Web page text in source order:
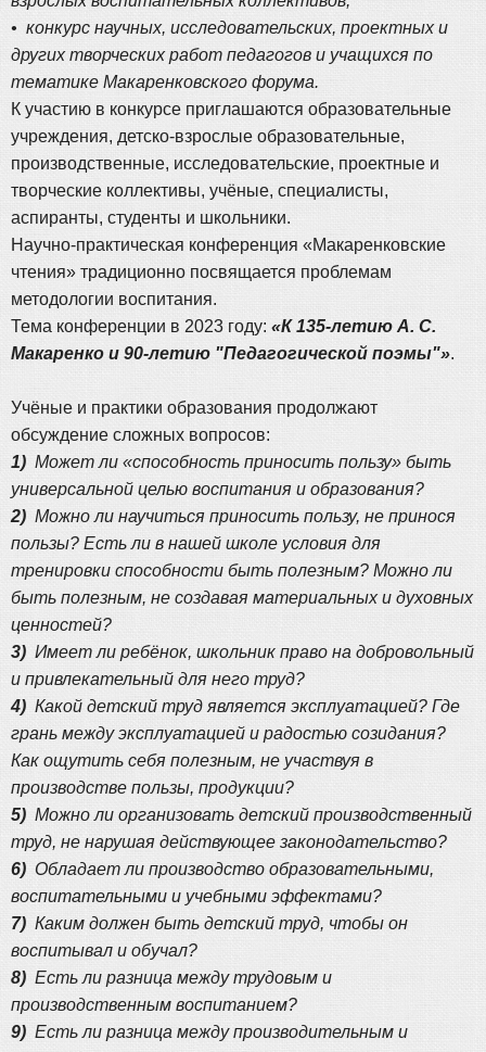
• конкурс научных, исследовательских, проектных и
других творческих работ педагогов и учащихся по
тематике Макаренковского форума.
К участию в конкурсе приглашаются образовательные
учреждения, детско-взрослые образовательные,
производственные, исследовательские, проектные и
творческие коллективы, учёные, специалисты,
аспиранты, студенты и школьники.
Научно-практическая конференция «Макаренковские
чтения» традиционно посвящается проблемам
методологии воспитания.
Тема конференции в 2023 году: «К 135-летию А. С.
Макаренко и 90-летию "Педагогической поэмы"».
Учёные и практики образования продолжают
обсуждение сложных вопросов:
1) Может ли «способность приносить пользу» быть
универсальной целью воспитания и образования?
2) Можно ли научиться приносить пользу, не принося
пользы? Есть ли в нашей школе условия для
тренировки способности быть полезным? Можно ли
быть полезным, не создавая материальных и духовных
ценностей?
3) Имеет ли ребёнок, школьник право на добровольный
и привлекательный для него труд?
4) Какой детский труд является эксплуатацией? Где
грань между эксплуатацией и радостью созидания?
Как ощутить себя полезным, не участвуя в
производстве пользы, продукции?
5) Можно ли организовать детский производственный
труд, не нарушая действующее законодательство?
6) Обладает ли производство образовательными,
воспитательными и учебными эффектами?
7) Каким должен быть детский труд, чтобы он
воспитывал и обучал?
8) Есть ли разница между трудовым и
производственным воспитанием?
9) Есть ли разница между производительным и